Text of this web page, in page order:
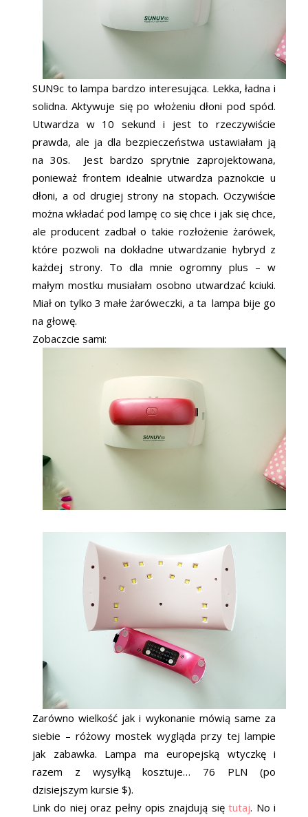
SUN9c to lampa bardzo interesująca. Lekka, ładna i
solidna. Aktywuje się po włożeniu dłoni pod spód.
Utwardza w 10 sekund i jest to rzeczywiście
prawda, ale ja dla bezpieczeństwa ustawiałam ją
na 30s. Jest bardzo sprytnie zaprojektowana,
ponieważ frontem idealnie utwardza paznokcie u
dłoni, a od drugiej strony na stopach. Oczywiście
można wkładać pod lampę co się chce i jak się chce,
ale producent zadbał o takie rozłożenie żarówek,
które pozwoli na dokładne utwardzanie hybryd z
każdej strony. To dla mnie ogromny plus – w
małym mostku musiałam osobno utwardzać kciuki.
Miał on tylko 3 małe żaróweczki, a ta lampa bije go
na głowę.
Zobaczcie sami:
Zarówno wielkość jak i wykonanie mówią same za
siebie – różowy mostek wygląda przy tej lampie
jak zabawka. Lampa ma europejską wtyczkę i
razem z wysyłką kosztuje… 76 PLN (po
dzisiejszym kursie $).
Link do niej oraz pełny opis znajdują siętutaj. No i